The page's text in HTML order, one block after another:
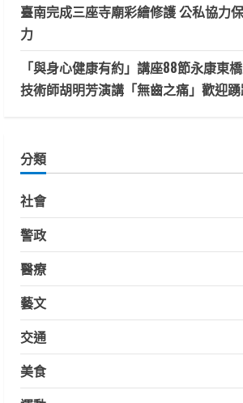
臺南完成三座寺廟彩繪修護 公私協力
力
「與身心健康有約」講座88節永康東
技術師胡明芳演講「無齒之痛」歡迎
分類
社會
警政
醫療
藝文
交通
美食